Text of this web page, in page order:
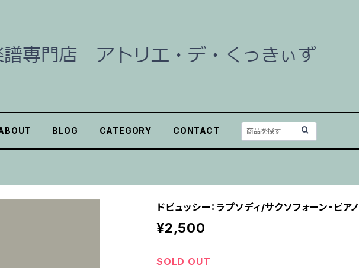
BLOG CATEGORY CONTACT
ドビュッシー：ラプソディ/サクソフォーン・ピアノ
¥2,500
SOLD OUT